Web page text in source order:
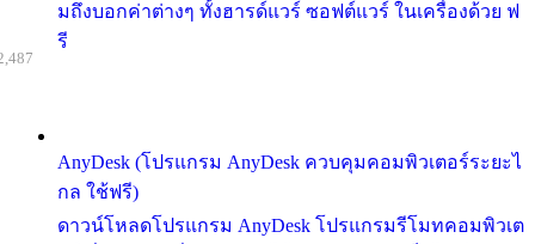
มถึงบอกค่าต่างๆ ทั้งฮารด์แวร์ ซอฟต์แวร์ ในเครื่องด้วย ฟ
รี
AnyDesk (โปรแกรม AnyDesk ควบคุมคอมพิวเตอร์ระยะไ
กล ใช้ฟรี)
ดาวน์โหลดโปรแกรม AnyDesk โปรแกรมรีโมทคอมพิวเต